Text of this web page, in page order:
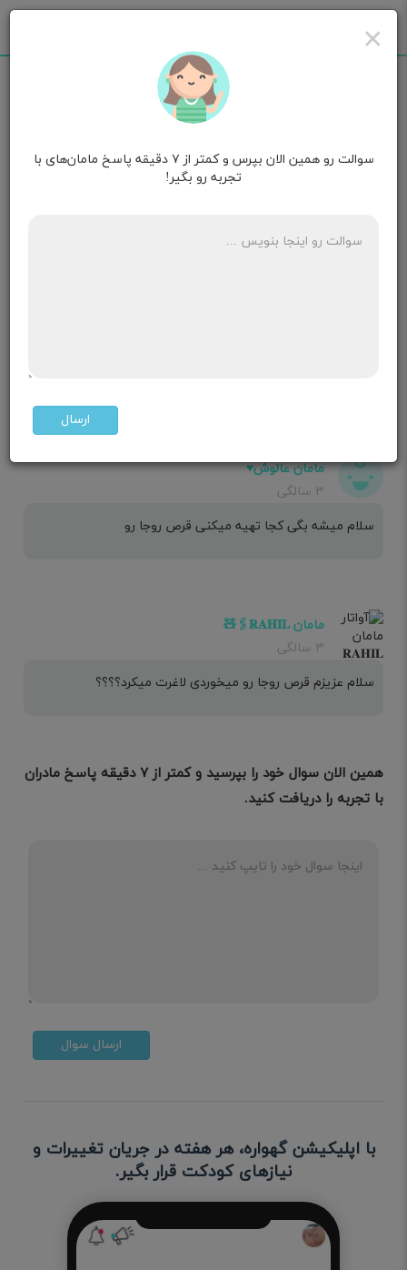
مامان فاطمه ۷ سالگی
می‌خوام سیبل را برای جلوگیری استفاده کنم میشه بگید
مامان عالوش♥️
۳ سالگی
سلام میشه بگی کجا تهیه میکنی قرص روجا رو
مامان 𝐑𝐀𝐇𝐈𝐋🖇🧸
۳ سالگی
سلام عزیزم قرص روجا رو میخوردی لاغرت میکرد؟؟؟؟
همین الان سوال خود را بپرسید و کمتر از ۷ دقیقه پاسخ مادران
با تجربه را دریافت کنید.
ارسال سوال
با اپلیکیشن گهواره، هر هفته در جریان تغییرات و
نیازهای کودکت قرار بگیر.
×
سوالت رو همین الان بپرس و کمتر از ۷ دقیقه پاسخ مامان‌های با
تجربه رو بگیر!
ارسال